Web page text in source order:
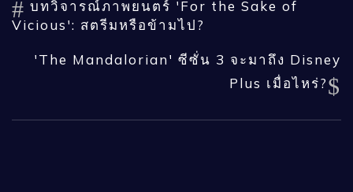
บทวิจารณ์ภาพยนตร์ 'For the Sake of
Vicious': สตรีมหรือข้ามไป?
'The Mandalorian' ซีซั่น 3 จะมาถึง Disney
Plus เมื่อไหร่?